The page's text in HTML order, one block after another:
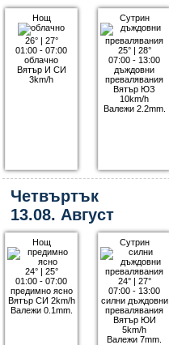
Нощ
26°| 27°
01:00 - 07:00
облачно
Вятър И СИ
3km/h
Сутрин
25°| 28°
07:00 - 13:00
дъждовни
превалявания
Вятър ЮЗ
10km/h
Валежи 2.2mm.
Четвъртък
13.08. Август
Нощ
24°| 25°
01:00 - 07:00
предимно ясно
Вятър СИ 2km/h
Валежи 0.1mm.
Сутрин
24°| 27°
07:00 - 13:00
силни дъждовни
превалявания
Вятър ЮИ
5km/h
Валежи 7mm.